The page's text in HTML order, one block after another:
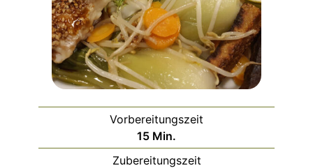
Vorbereitungszeit
15Minuten
Min.
Zubereitungszeit